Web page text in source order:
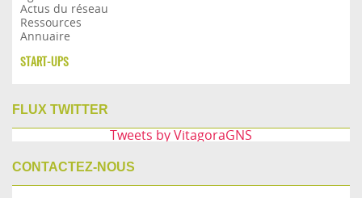
Actus du réseau
Ressources
Annuaire
START-UPS
FLUX TWITTER
Tweets by VitagoraGNS
CONTACTEZ-NOUS